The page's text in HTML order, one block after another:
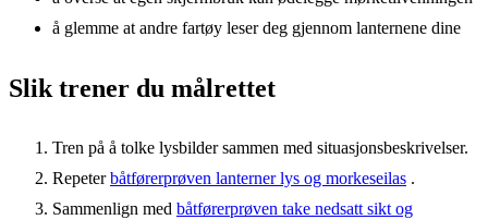
å glemme at andre fartøy leser deg gjennom lanternene dine
Slik trener du målrettet
Tren på å tolke lysbilder sammen med situasjonsbeskrivelser.
Repeterbåtførerprøven lanterner lys og morkeseilas .
Sammenlign med båtførerprøven take nedsatt sikt og